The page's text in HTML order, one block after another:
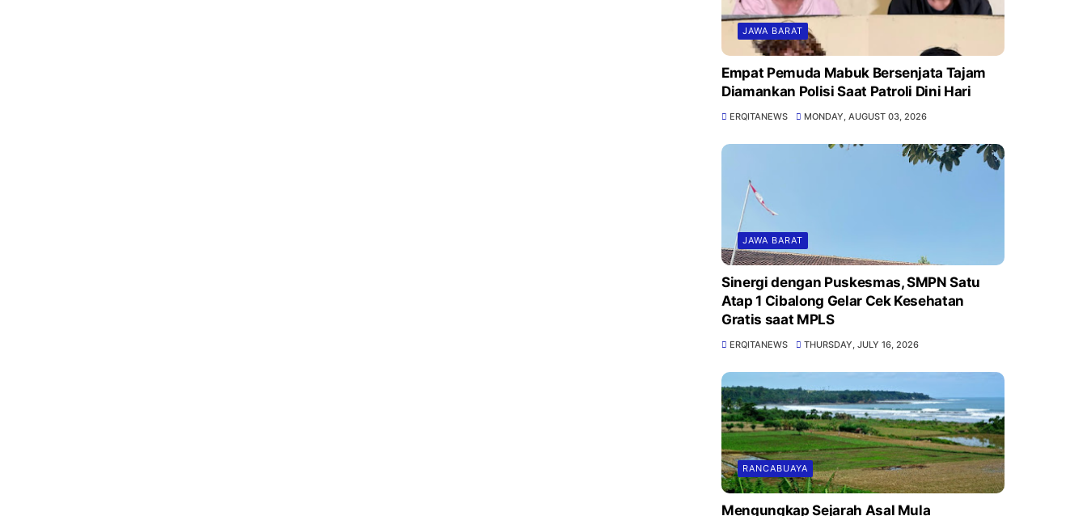
JAWA BARAT
Empat Pemuda Mabuk Bersenjata Tajam
Diamankan Polisi Saat Patroli Dini Hari
ERQITANEWS MONDAY, AUGUST 03, 2026
JAWA BARAT
Sinergi dengan Puskesmas, SMPN Satu
Atap 1 Cibalong Gelar Cek Kesehatan
Gratis saat MPLS
ERQITANEWS THURSDAY, JULY 16, 2026
RANCABUAYA
Mengungkap Sejarah Asal Mula